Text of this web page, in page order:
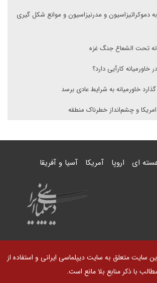
دموکراتیزاسیون و مدرنیزاسیون و موانع شکل گیری
تحت الشعاع جنگ غزه
خاورمیانه کارآیی دارد؟
خاورمیانه به شرایط عادی برسد
و چشم‌انداز خطرناک منطقه
ای اروپا آمریکا آسیا و آفریقا
سایت متعلق به سایت دیپلماسی ایرانی و استفاده از
با ذکر منابع بلا مانع است.